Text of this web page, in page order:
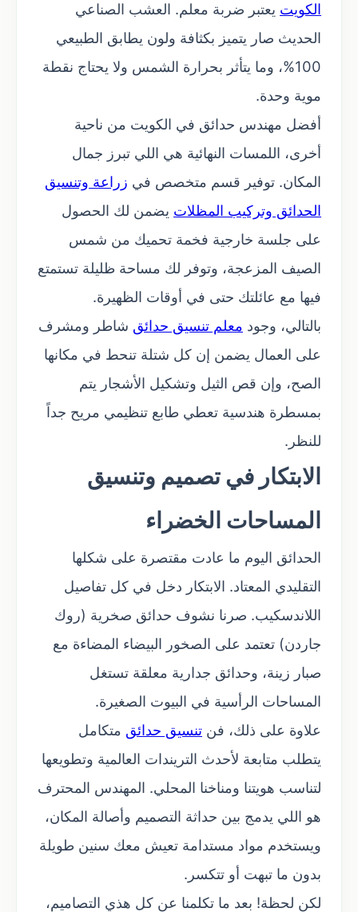
الكويت يعتبر ضربة معلم. العشب الصناعي
الحديث صار يتميز بكثافة ولون يطابق الطبيعي
100%، وما يتأثر بحرارة الشمس ولا يحتاج نقطة
موية وحدة.
أفضل مهندس حدائق في الكويت من ناحية
أخرى، اللمسات النهائية هي اللي تبرز جمال
المكان. توفير قسم متخصص في زراعة وتنسيق
الحدائق وتركيب المظلات يضمن لك الحصول
على جلسة خارجية فخمة تحميك من شمس
الصيف المزعجة، وتوفر لك مساحة ظليلة تستمتع
فيها مع عائلتك حتى في أوقات الظهيرة.
بالتالي، وجود معلم تنسيق حدائق شاطر ومشرف
على العمال يضمن إن كل شتلة تنحط في مكانها
الصح، وإن قص الثيل وتشكيل الأشجار يتم
بمسطرة هندسية تعطي طابع تنظيمي مريح جداً
للنظر.
الابتكار في تصميم وتنسيق
المساحات الخضراء
الحدائق اليوم ما عادت مقتصرة على شكلها
التقليدي المعتاد. الابتكار دخل في كل تفاصيل
اللاندسكيب. صرنا نشوف حدائق صخرية (روك
جاردن) تعتمد على الصخور البيضاء المضاءة مع
صبار زينة، وحدائق جدارية معلقة تستغل
المساحات الرأسية في البيوت الصغيرة.
علاوة على ذلك، فن تنسيق حدائق متكامل
يتطلب متابعة لأحدث التريندات العالمية وتطويعها
لتناسب هويتنا ومناخنا المحلي. المهندس المحترف
هو اللي يدمج بين حداثة التصميم وأصالة المكان،
ويستخدم مواد مستدامة تعيش معك سنين طويلة
بدون ما تبهت أو تتكسر.
لكن لحظة! بعد ما تكلمنا عن كل هذي التصاميم،